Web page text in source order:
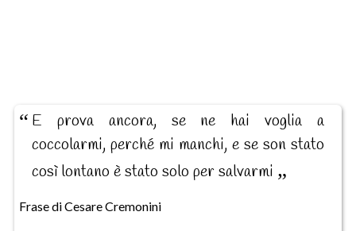
E prova ancora, se ne hai voglia a
coccolarmi, perché mi manchi, e se son stato
così lontano è stato solo per salvarmi
Frase di Cesare Cremonini